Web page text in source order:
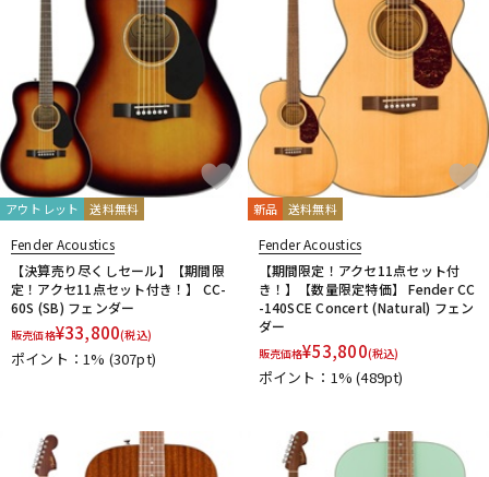
アウトレット 送料無料
Fender Acoustics
【決算売り尽くしセール】【期間限
定！アクセ11点セット付き！】 CC-
60S (SB) フェンダー
販売価格¥33,800(税込)
ポイント：1% (307pt)
新品 送料無料
Fender Acoustics
【期間限定！アクセ11点セット付
き！】【数量限定特価】 Fender CC
-140SCE Concert (Natural) フェン
ダー
販売価格¥53,800(税込)
ポイント：1%(489pt)